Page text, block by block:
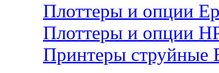
Плоттеры и опции
Плоттеры и опции
Принтеры струйные